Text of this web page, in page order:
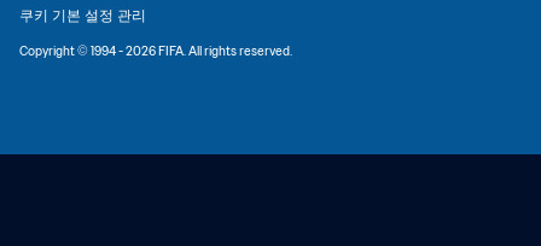
쿠키 기본 설정 관리
Copyright © 1994 - 2026 FIFA. All rights reserved.